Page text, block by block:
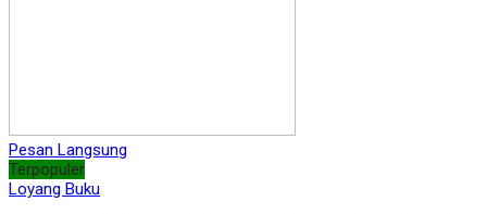
Pesan Langsung
Terpopuler
Loyang Buku